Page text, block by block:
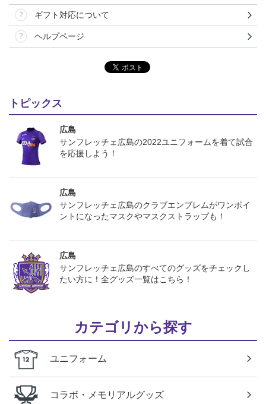
ギフト対応について
ヘルプページ
トピックス
広島
サンフレッチェ広島の2022ユニフォームを着て試合
を応援しよう！
広島
サンフレッチェ広島のクラブエンブレムがワンポイ
ントになったマスクやマスクストラップも！
広島
サンフレッチェ広島のすべてのグッズをチェックし
たい方に！全グッズ一覧はこちら！
カテゴリから探す
ユニフォーム
コラボ・メモリアルグッズ